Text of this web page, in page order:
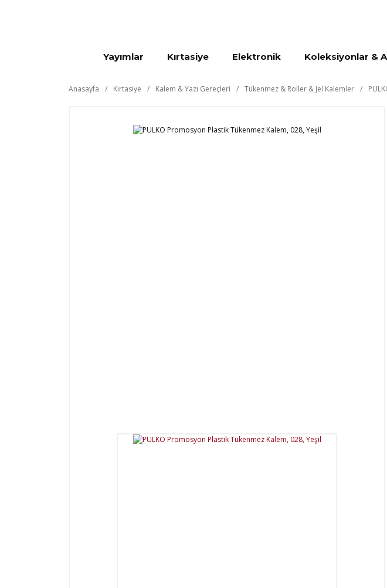
Yayımlar Kırtasiye Elektronik Koleksiyonlar &
Anasayfa Kırtasiye Kalem & Yazı Gereçleri Tükenmez & Roller & Jel Kalemler